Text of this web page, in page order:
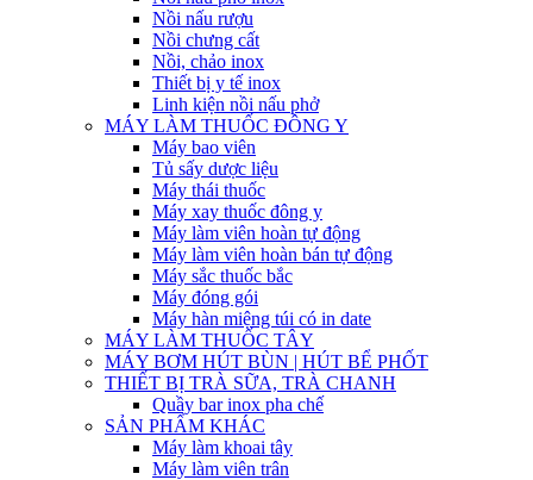
Nồi nấu rượu
Nồi chưng cất
Nồi, chảo inox
Thiết bị y tế inox
Linh kiện nồi nấu phở
MÁY LÀM THUỐC ĐÔNG Y
Máy bao viên
Tủ sấy dược liệu
Máy thái thuốc
Máy xay thuốc đông y
Máy làm viên hoàn tự động
Máy làm viên hoàn bán tự động
Máy sắc thuốc bắc
Máy đóng gói
Máy hàn miệng túi có in date
MÁY LÀM THUỐC TÂY
MÁY BƠM HÚT BÙN | HÚT BỂ PHỐT
THIẾT BỊ TRÀ SỮA, TRÀ CHANH
Quầy bar inox pha chế
SẢN PHẨM KHÁC
Máy làm khoai tây
Máy làm viên trân